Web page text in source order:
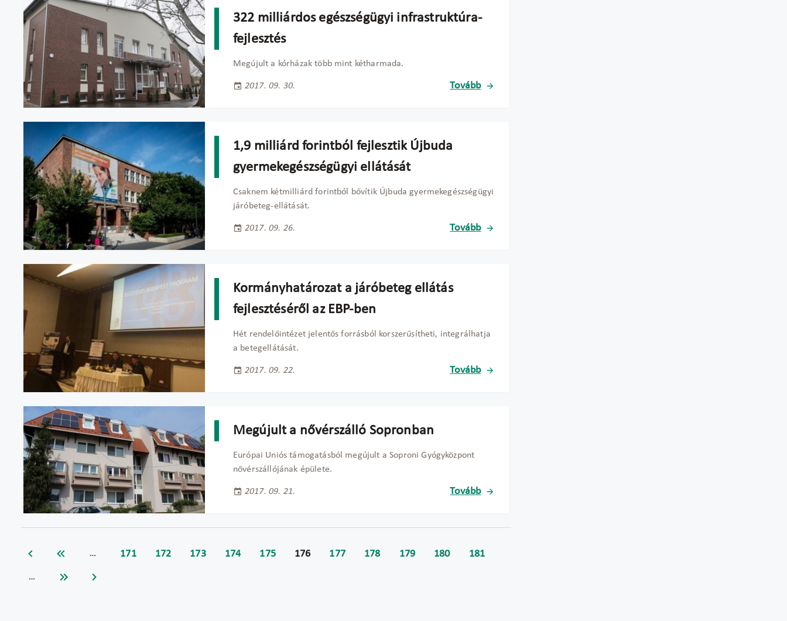
322 milliárdos egészségügyi infrastruktúra-
fejlesztés
Megújult a kórházak több mint kétharmada.
2017. 09. 30. Tovább
1,9 milliárd forintból fejlesztik Újbuda
gyermekegészségügyi ellátását
Csaknem kétmilliárd forintból bővítik Újbuda gyermekegészségügyi
járóbeteg-ellátását.
2017. 09. 26. Tovább
Kormányhatározat a járóbeteg ellátás
fejlesztéséről az EBP-ben
Hét rendelőintézet jelentős forrásból korszerűsítheti, integrálhatja
a betegellátását.
2017. 09. 22. Tovább
Megújult a nővérszálló Sopronban
Európai Uniós támogatásból megújult a Soproni Gyógyközpont
nővérszállójának épülete.
2017. 09. 21. Tovább
… 171 172 173 174 175 176 177 178 179 180 181
…